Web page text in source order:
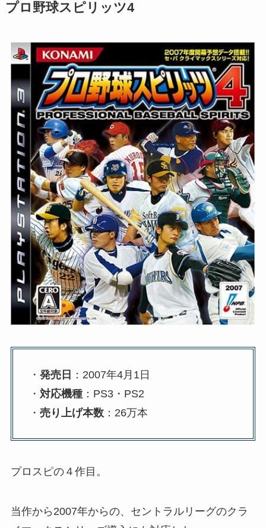
プロ野球スピリッツ4
・ 発売日 ：2007年4月1日
・ 対応機種：PS3・PS2
・ 売り上げ本数：26万本
プロスピの４作目。
当作から2007年からの、セントラルリーグのクラ